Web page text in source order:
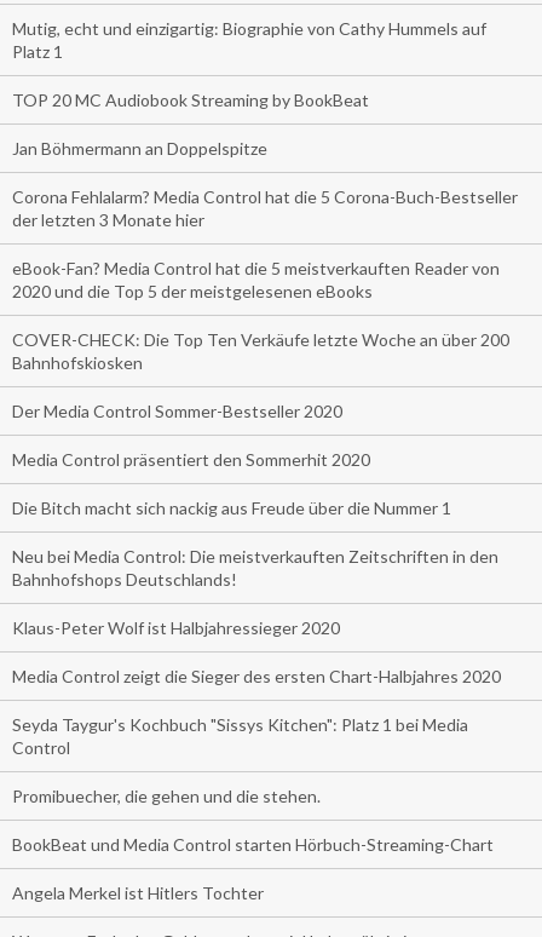
Mutig, echt und einzigartig: Biographie von Cathy Hummels auf
Platz 1
TOP 20 MC Audiobook Streaming by BookBeat
Jan Böhmermann an Doppelspitze
Corona Fehlalarm? Media Control hat die 5 Corona-Buch-Bestseller
der letzten 3 Monate hier
eBook-Fan? Media Control hat die 5 meistverkauften Reader von
2020 und die Top 5 der meistgelesenen eBooks
COVER-CHECK: Die Top Ten Verkäufe letzte Woche an über 200
Bahnhofskiosken
Der Media Control Sommer-Bestseller 2020
Media Control präsentiert den Sommerhit 2020
Die Bitch macht sich nackig aus Freude über die Nummer 1
Neu bei Media Control: Die meistverkauften Zeitschriften in den
Bahnhofshops Deutschlands!
Klaus-Peter Wolf ist Halbjahressieger 2020
Media Control zeigt die Sieger des ersten Chart-Halbjahres 2020
Seyda Taygur's Kochbuch "Sissys Kitchen": Platz 1 bei Media
Control
Promibuecher, die gehen und die stehen.
BookBeat und Media Control starten Hörbuch-Streaming-Chart
Angela Merkel ist Hitlers Tochter